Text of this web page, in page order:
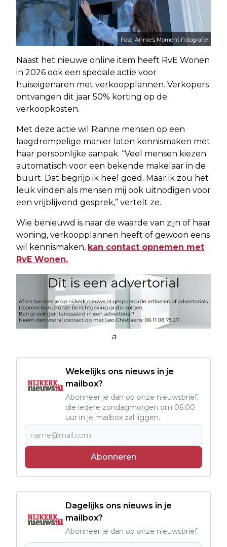
Foto: Annie’s Moment Fotografie
Naast het nieuwe online item heeft RvE Wonen
in 2026 ook een speciale actie voor
huiseigenaren met verkoopplannen. Verkopers
ontvangen dit jaar 50% korting op de
verkoopkosten.
Met deze actie wil Rianne mensen op een
laagdrempelige manier laten kennismaken met
haar persoonlijke aanpak. “Veel mensen kiezen
automatisch voor een bekende makelaar in de
buurt. Dat begrijp ik heel goed. Maar ik zou het
leuk vinden als mensen mij ook uitnodigen voor
een vrijblijvend gesprek,” vertelt ze.
Wie benieuwd is naar de waarde van zijn of haar
woning, verkoopplannen heeft of gewoon eens
wil kennismaken, kan contact opnemen met
RvE Wonen.
a
Wekelijks ons nieuws in je
mailbox?
Abonneer je dan op onze nieuwsbrief,
die iedere zondagmorgen om 06.00
uur in je mailbox zal liggen.
Abonneren
Dagelijks ons nieuws in je
mailbox?
Abonneer je dan op onze nieuwsbrief.